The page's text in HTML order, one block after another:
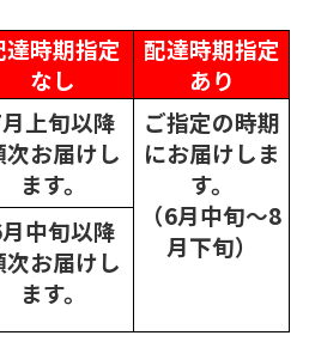
達時期指定
なし
配達時期指定
あり
上旬以降
次お届けし
ます。
ご指定の時期
にお届けしま
す。
（6月中旬～8
月下旬）
中旬以降
次お届けし
ます。